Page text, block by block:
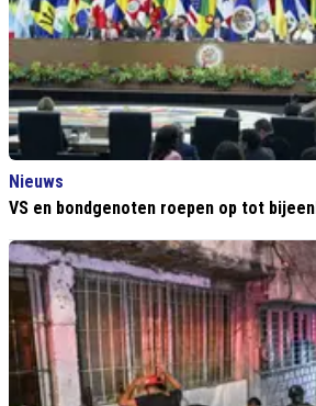
Nieuws
VS en bondgenoten roepen op tot